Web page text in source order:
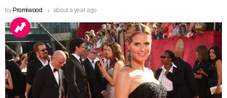
by Promiwood about a year ago